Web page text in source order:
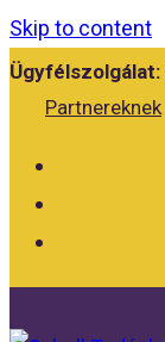
Skip to content
Ügyfélszolgálat:
Partnereknek